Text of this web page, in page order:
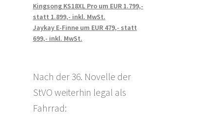
Kingsong KS18XL Pro um EUR 1.799,-
statt 1.899,- inkl. MwSt.
Jaykay E-Finne um EUR 479,- statt
699,- inkl. MwSt.
Nach der 36. Novelle der
StVO weiterhin legal als
Fahrrad: